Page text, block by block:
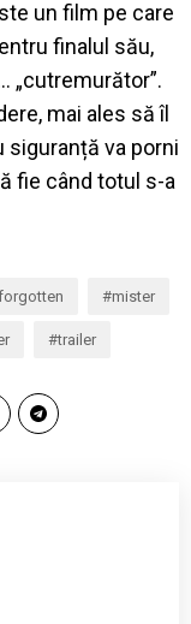
un film pe care
finalul său,
„cutremurător”.
mai ales să îl
siguranță va porni
fie când totul s-a
mister
trailer